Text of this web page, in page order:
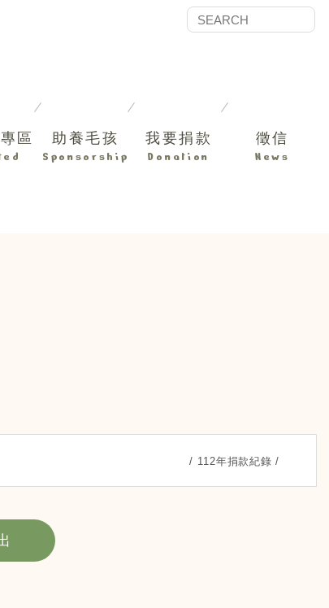
區 助養毛孩
Sponsorship
我要捐款
Donation
徵信
News
112年捐款紀錄